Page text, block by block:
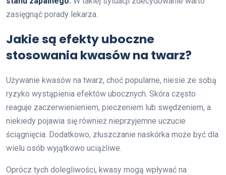
zasięgnąć porady lekarza.
Jakie są efekty uboczne
stosowania kwasów na twarz?
Używanie kwasów na twarz, choć popularne, niesie ze sobą
ryzyko wystąpienia efektów ubocznych. Skóra często
reaguje zaczerwienieniem, pieczeniem lub swędzeniem, a
niekiedy pojawia się również nieprzyjemne uczucie
ściągnięcia. Dodatkowo, złuszczanie naskórka może być dla
wielu osób wyjątkowo uciążliwe.
Oprócz tych dolegliwości, kwasy mogą wpływać na